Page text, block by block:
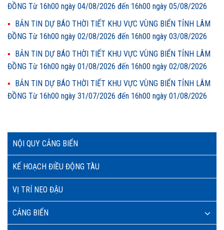
NỘI QUY CẢNG BIỂN
KẾ HOẠCH ĐIỀU ĐỘNG TÀU
VỊ TRÍ NEO ĐẬU
CẢNG BIỂN
ĐỒNG Từ 16h00 ngày 04/08/2026 đến 16h00 ngày 05/08/2026
BẢN TIN DỰ BÁO THỜI TIẾT KHU VỰC VÙNG BIỂN TỈNH LÂM
ĐỒNG Từ 16h00 ngày 02/08/2026 đến 16h00 ngày 03/08/2026
BẢN TIN DỰ BÁO THỜI TIẾT KHU VỰC VÙNG BIỂN TỈNH LÂM
ĐỒNG Từ 16h00 ngày 01/08/2026 đến 16h00 ngày 02/08/2026
BẢN TIN DỰ BÁO THỜI TIẾT KHU VỰC VÙNG BIỂN TỈNH LÂM
ĐỒNG Từ 16h00 ngày 31/07/2026 đến 16h00 ngày 01/08/2026